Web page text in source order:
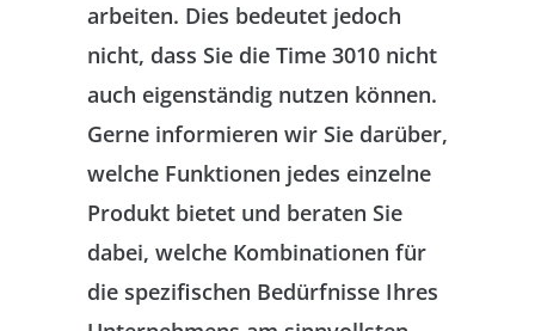
arbeiten. Dies bedeutet jedoch
nicht, dass Sie die Time 3010 nicht
auch eigenständig nutzen können.
Gerne informieren wir Sie darüber,
welche Funktionen jedes einzelne
Produkt bietet und beraten Sie
dabei, welche Kombinationen für
die spezifischen Bedürfnisse Ihres